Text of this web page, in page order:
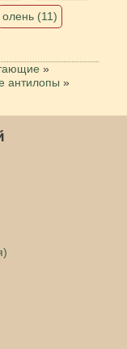
олень (11)
»
антилопы »